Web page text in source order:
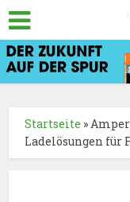
Startseite »
Ladelösungen für